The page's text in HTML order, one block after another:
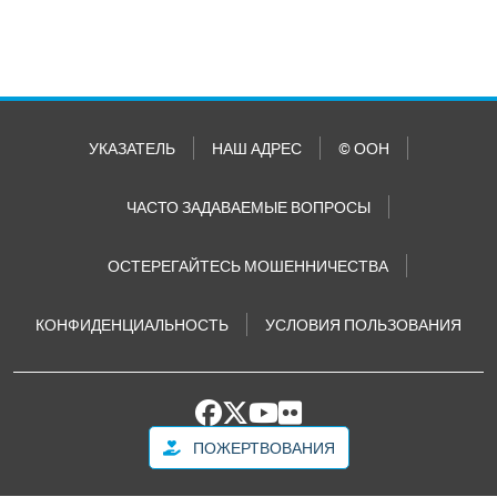
УКАЗАТЕЛЬ НАШ АДРЕС © ООН
ЧАСТО ЗАДАВАЕМЫЕ ВОПРОСЫ
ОСТЕРЕГАЙТЕСЬ МОШЕННИЧЕСТВА
КОНФИДЕНЦИАЛЬНОСТЬ УСЛОВИЯ ПОЛЬЗОВАНИЯ
ПОЖЕРТВОВАНИЯ